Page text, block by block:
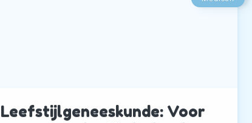
Leefstijlgeneeskunde: Voor